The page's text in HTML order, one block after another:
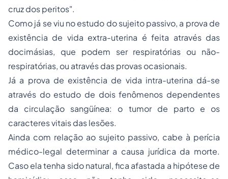
cruz dos peritos".
Como já se viu no estudo do sujeito passivo, a prova de
existência de vida extra-uterina é feita através das
docimásias, que podem ser respiratórias ou não-
respiratórias, ou através das provas ocasionais.
Já a prova de existência de vida intra-uterina dá-se
através do estudo de dois fenômenos dependentes
da circulação sangüínea: o tumor de parto e os
caracteres vitais das lesões.
Ainda com relação ao sujeito passivo, cabe à perícia
médico-legal determinar a causa jurídica da morte.
Caso ela tenha sido natural, fica afastada a hipótese de